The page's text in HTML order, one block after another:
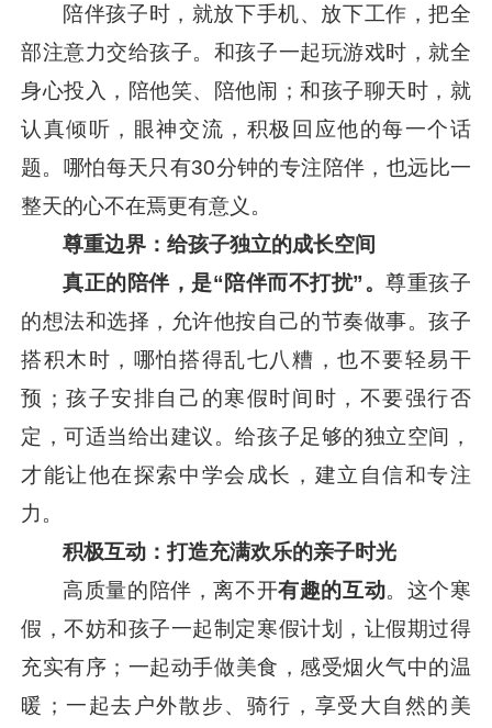
陪伴孩子时，就放下手机、放下工作，把全
部注意力交给孩子。和孩子一起玩游戏时，就全
身心投入，陪他笑、陪他闹；和孩子聊天时，就
认真倾听，眼神交流，积极回应他的每一个话
题。哪怕每天只有30分钟的专注陪伴，也远比一
整天的心不在焉更有意义。
尊重边界：给孩子独立的成长空间
真正的陪伴，是“陪伴而不打扰”。尊重孩子
的想法和选择，允许他按自己的节奏做事。孩子
搭积木时，哪怕搭得乱七八糟，也不要轻易干
预；孩子安排自己的寒假时间时，不要强行否
定，可适当给出建议。给孩子足够的独立空间，
才能让他在探索中学会成长，建立自信和专注
力。
积极互动：打造充满欢乐的亲子时光
高质量的陪伴，离不开有趣的互动。这个寒
假，不妨和孩子一起制定寒假计划，让假期过得
充实有序；一起动手做美食，感受烟火气中的温
暖；一起去户外散步、骑行，享受大自然的美